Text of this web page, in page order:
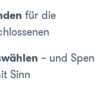
für die
– und
Sinn